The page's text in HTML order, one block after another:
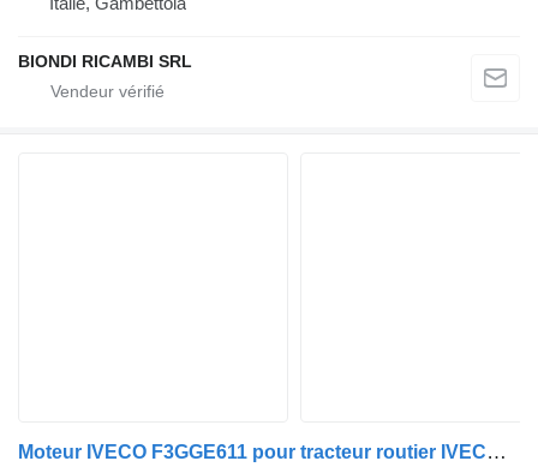
BIONDI RICAMBI SRL
Moteur IVECO F3GGE611 pour tracteur routier IVECO S-WAY, X-WAY